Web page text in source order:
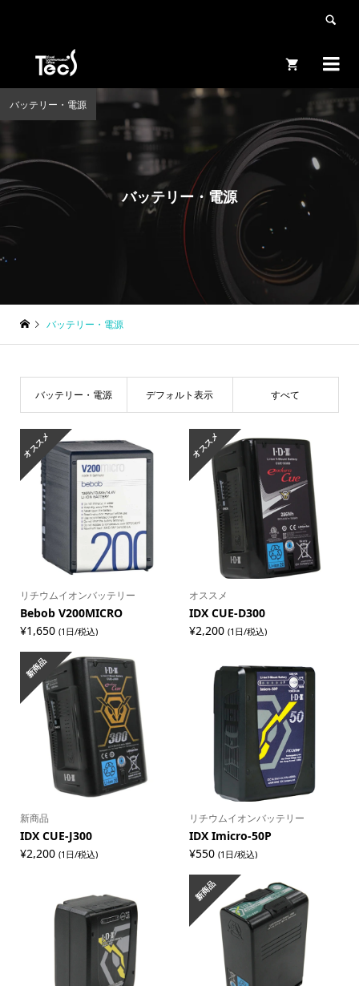


バッテリー・電源
バッテリー・電源
バッテリー・電源
バッテリー・電源 デフォルト表示 すべて
オススメ
リチウムイオンバッテリー
Bebob V200MICRO
¥1,650 (1日/税込)
オススメ
オススメ
IDX CUE-D300
¥2,200 (1日/税込)
新商品
新商品
IDX CUE-J300
¥2,200 (1日/税込)
リチウムイオンバッテリー
IDX Imicro-50P
¥550 (1日/税込)
新商品